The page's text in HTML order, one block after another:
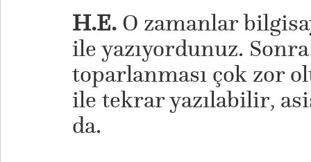
H.E.O zamanlar
ile yazıyordunuz.
toparlanması çok zor
ile tekrar yazılabilir,
da.